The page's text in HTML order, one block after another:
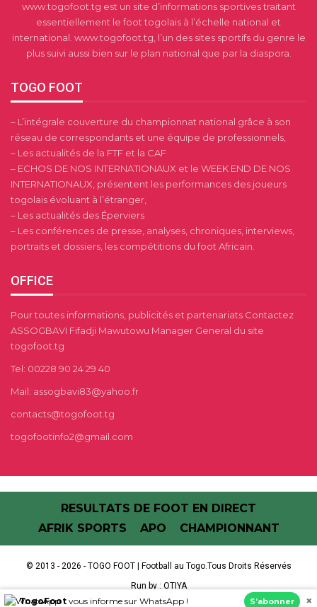
www.togofoot.tg est un site d’informations sportives traitant
essentiellement le foot togolais à l’échelle national et
international. www.togofoot.tg, l’un des sites sportifs du genre le
plus suivi aussi bien sur le plan national que par la diaspora.
TOGO FOOT
– L’intégrale couverture du championnat national grâce à son
réseau de correspondants et une équipe de professionnels,
– Les actualités de la FTF et la CAF
– ECHOS DE NOS INTERNATIONAUX et le WEEK END DE NOS
INTERNATIONAUX, présentent les performances des joueurs
togolais évoluant à l’étranger,
– Les actualités des Éperviers
– Les conférences de presse, analyses, chroniques, interviews,
portraits et dossiers, les compétitions du foot Africain.
OFFICE
Pour toutes informations, publicités et partenariats Contactez
ASSOGBAVI Fifadji Mawutowu Manager General du site
togofoot.tg
Tel: 00228 90 24 29 40
Mail: assogbavi83@yahoo.fr
contacts@togofoot.tg
togofootinfo2@gmail.com
RESULTATS DE FOOT EN DIRECT
AFRIK SPORTS
APO CHAMPIONNANT
© 2013 - 2026 - TOGO FOOT | Football au Togo.Tous Droits Réservés
Run by : OTIYA
TogoFoot vous informe sur WhatsApp ! S’abonner ×